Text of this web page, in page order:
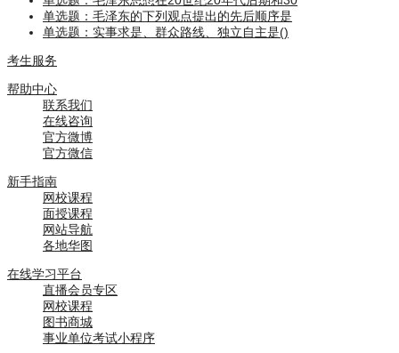
单选题：毛泽东的下列观点提出的先后顺序是
单选题：实事求是、群众路线、独立自主是()
考生服务
帮助中心
联系我们
在线咨询
官方微博
官方微信
新手指南
网校课程
面授课程
网站导航
各地华图
在线学习平台
直播会员专区
网校课程
图书商城
事业单位考试小程序